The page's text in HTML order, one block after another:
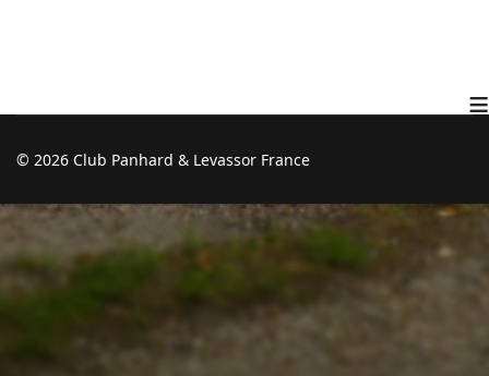
≡
© 2026 Club Panhard & Levassor France